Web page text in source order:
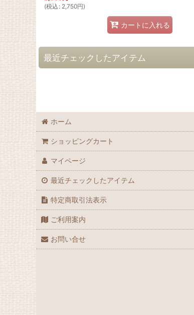
(税込 : 2,750円)
カートに入れる
最近チェックしたアイテム
ホーム
ショッピングカート
マイページ
最近チェックしたアイテム
特定商取引法表示
ご利用案内
お問い合せ